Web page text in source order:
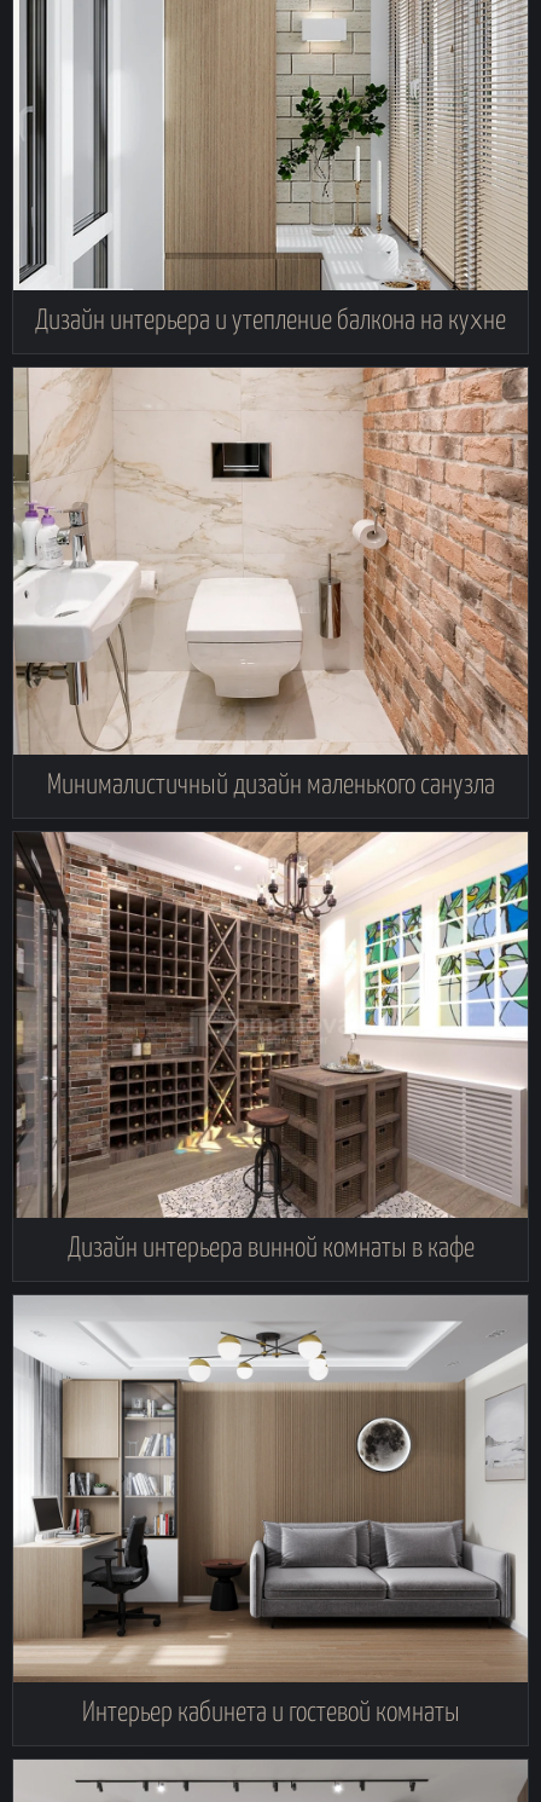
Дизайн интерьера и утепление балкона на кухне
Минималистичный дизайн маленького санузла
Дизайн интерьера винной комнаты в кафе
Интерьер кабинета и гостевой комнаты